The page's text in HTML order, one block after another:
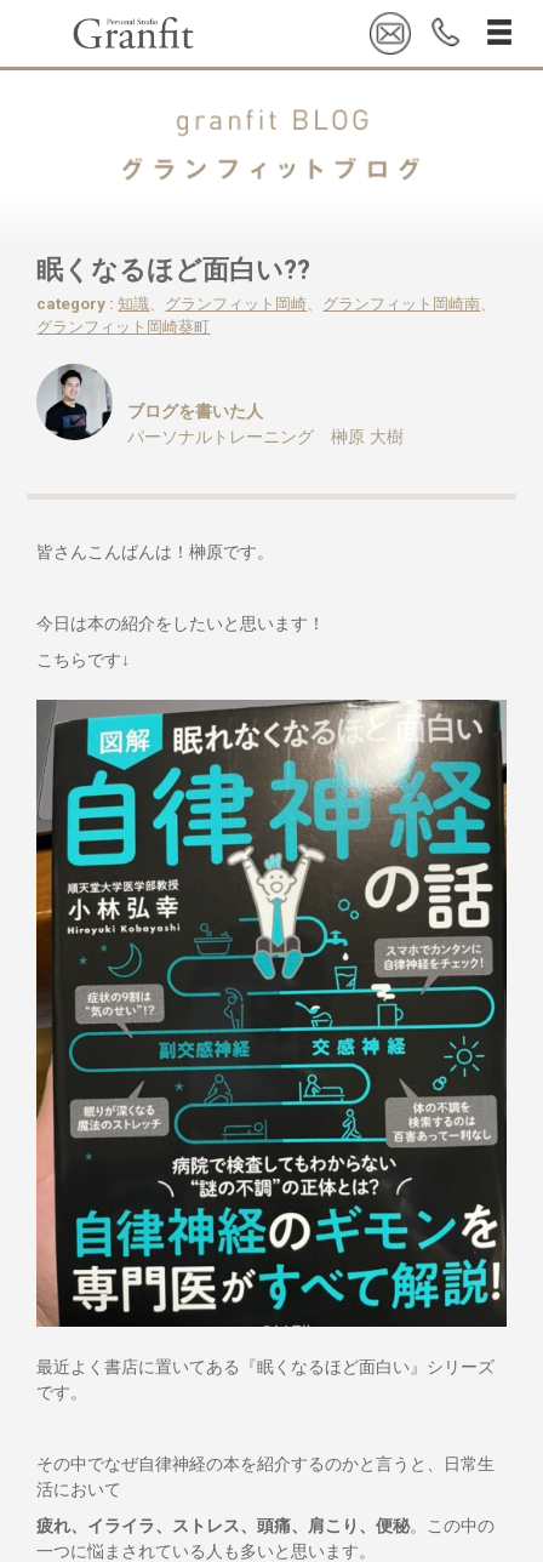
眠くなるほど面白い??
category :知識 グランフィット岡崎 グランフィット岡崎南
グランフィット岡崎葵町
ブログを書いた人
パーソナルトレーニング 榊原 大樹
皆さんこんばんは！榊原です。
今日は本の紹介をしたいと思います！
こちらです↓
最近よく書店に置いてある『眠くなるほど面白い』シリーズ
です。
その中でなぜ自律神経の本を紹介するのかと言うと、日常生
活において
疲れ、イライラ、ストレス、頭痛、肩こり、便秘。この中の
一つに悩まされている人も多いと思います。